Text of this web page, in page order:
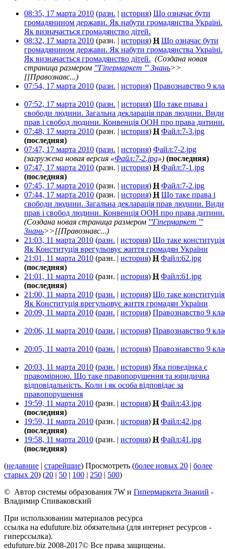
08:35, 17 марта 2010 (разн. | история) Що означає бути
громадянином держави. Як набути громадянства Україні.
Як визначається громадянство дітей.
08:32, 17 марта 2010 (разн. | история) Н Що означає бути
громадянином держави. Як набути громадянства Україні.
Як визначається громадянство дітей. (Создана новая
страница размером '''Гіпермаркет ''' Знань>>
[[Правознавс...)
07:54, 17 марта 2010 (разн. | история) Правознавство 9
07:52, 17 марта 2010 (разн. | история) Що таке права і
свободи людини. Загальна декларація прав людини. Види
прав і свобод людини. Конвенція ООН про права дитини.
07:48, 17 марта 2010 (разн. | история) Н Файл:7-3.jpg
(последняя)
07:47, 17 марта 2010 (разн. | история) Файл:7-2.jpg
(загружена новая версия «Файл:7-2.jpg») (последняя)
07:47, 17 марта 2010 (разн. | история) Н Файл:7-1.jpg
(последняя)
07:45, 17 марта 2010 (разн. | история) Н Файл:7-2.jpg
07:44, 17 марта 2010 (разн. | история) Н Що таке права і
свободи людини. Загальна декларація прав людини. Види
прав і свобод людини. Конвенція ООН про права дитини.
(Создана новая страница размером '''Гіпермаркет '''
Знань>>[[Правознавс...)
21:03, 11 марта 2010 (разн. | история) Що таке
Як Конституція врегульовує життя громадян України
21:01, 11 марта 2010 (разн. | история) Н Файл:62.jpg
(последняя)
21:01, 11 марта 2010 (разн. | история) Н Файл:61.jpg
(последняя)
21:00, 11 марта 2010 (разн. | история) Що таке
Як Конституція врегульовує життя громадян України
20:09, 11 марта 2010 (разн. | история) Правознавство 9
20:06, 11 марта 2010 (разн. | история) Правознавство 9
20:05, 11 марта 2010 (разн. | история) Правознавство 9
20:03, 11 марта 2010 (разн. | история) Яка поведінка є
правомірною. Що таке правопорушення та юридична
відповідальність. Коли і як особа відповідає за
правопорушення
19:59, 11 марта 2010 (разн. | история) Н Файл:43.jpg
(последняя)
19:59, 11 марта 2010 (разн. | история) Н Файл:42.jpg
(последняя)
19:58, 11 марта 2010 (разн. | история) Н Файл:41.jpg
(последняя)
(недавние | старейшие) Просмотреть (более новых 20 | более
старых 20) (20 | 50 | 100 | 250 | 500)
© Автор системы образования 7W и Гипермаркета Знаний -
Владимир Спиваковский
При использовании материалов ресурса
ссылка на edufuture.biz обязательна (для интернет ресурсов -
гиперссылка).
edufuture.biz 2008-2017© Все права защищены.